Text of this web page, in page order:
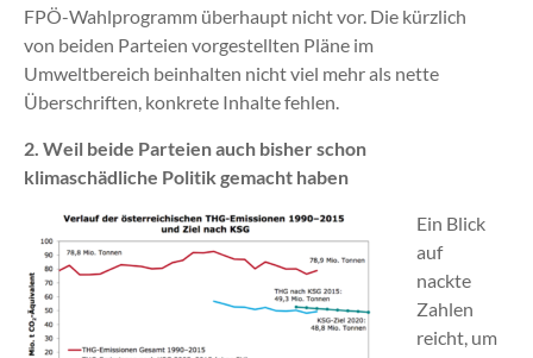
FPÖ-Wahlprogramm überhaupt nicht vor. Die kürzlich
von beiden Parteien vorgestellten Pläne im
Umweltbereich beinhalten nicht viel mehr als nette
Überschriften, konkrete Inhalte fehlen.
2. Weil beide Parteien auch bisher schon
klimaschädliche Politik gemacht haben
Ein Blick
auf
nackte
Zahlen
reicht, um